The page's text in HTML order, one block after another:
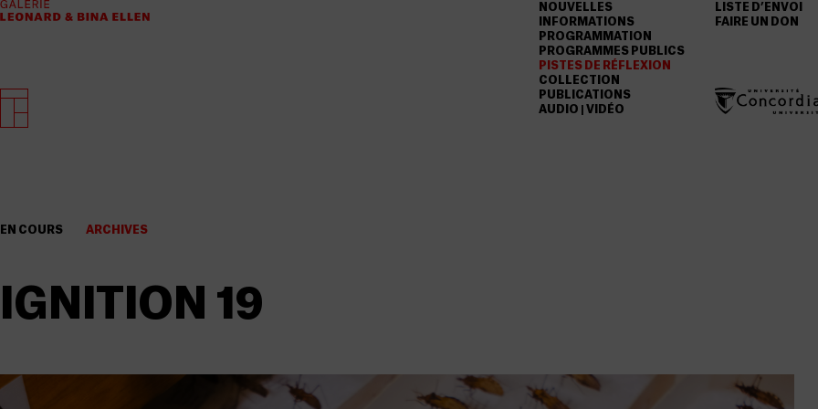
NOUVELLES
INFORMATIONS
PROGRAMMATION
PROGRAMMES PUBLICS
PISTES DE RÉFLEXION
COLLECTION
PUBLICATIONS
AUDIO | VIDÉO
LISTE D’ENVOI
FAIRE UN DON
EN COURS ARCHIVES
IGNITION 19